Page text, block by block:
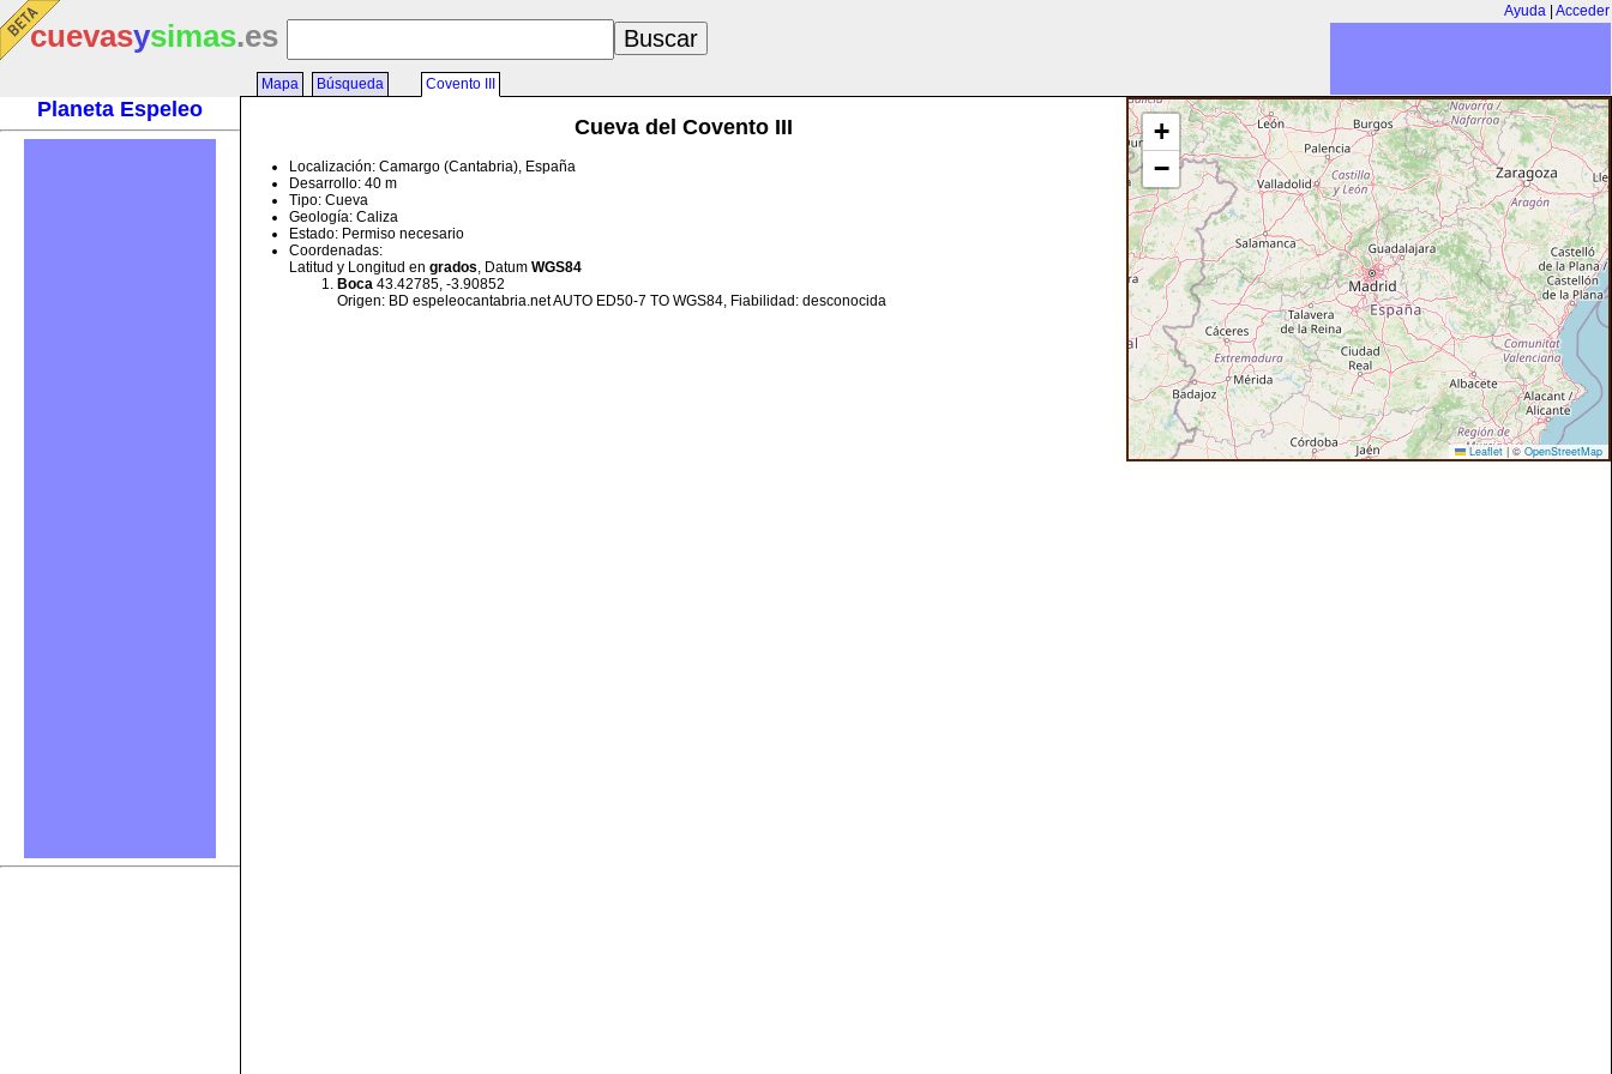
Ayuda Acceder
cuevasysimas.es
Planeta Espeleo
Mapa Búsqueda Covento III
+
−
Leaflet | © OpenStreetMap
Cueva del Covento III
Localización: Camargo (Cantabria), España
Desarrollo: 40 m
Tipo: Cueva
Geología: Caliza
Estado: Permiso necesario
Coordenadas:
Latitud y Longitud en grados, Datum WGS84
Boca 43.42785, -3.90852
Origen: BD espeleocantabria.net AUTO ED50-7 TO WGS84, Fiabilidad: desconocida